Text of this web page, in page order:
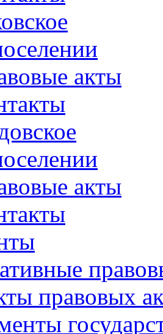
акты
акты
правовых